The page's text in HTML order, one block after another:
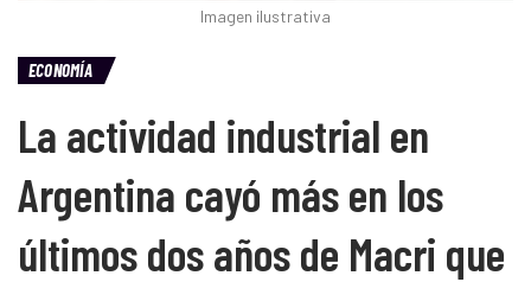
Imagen ilustrativa
ECONOMÍA
La actividad industrial en
Argentina cayó más en los
últimos dos años de Macri que